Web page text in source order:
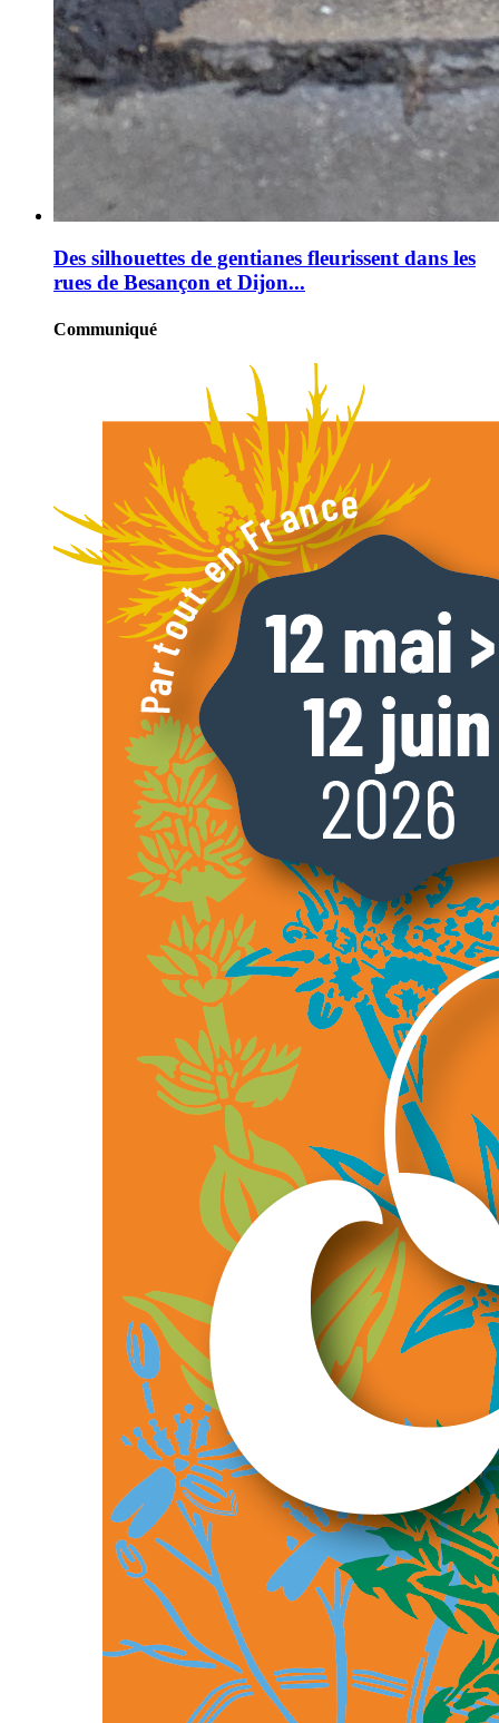
Des silhouettes de gentianes fleurissent dans les
rues de Besançon et Dijon...
Communiqué